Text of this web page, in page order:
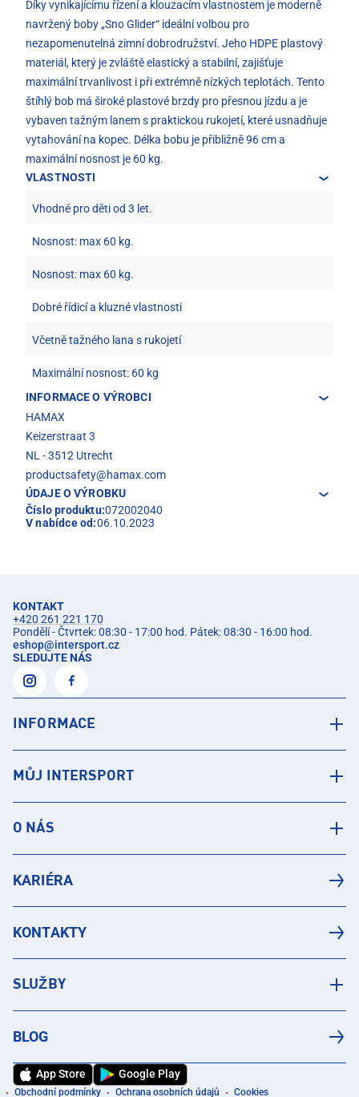
Díky vynikajícímu řízení a klouzacím vlastnostem je moderně
navržený boby „Sno Glider“ ideální volbou pro
nezapomenutelná zimní dobrodružství. Jeho HDPE plastový
materiál, který je zvláště elastický a stabilní, zajišťuje
maximální trvanlivost i při extrémně nízkých teplotách. Tento
štíhlý bob má široké plastové brzdy pro přesnou jízdu a je
vybaven tažným lanem s praktickou rukojetí, které usnadňuje
vytahování na kopec. Délka bobu je přibližně 96 cm a
maximální nosnost je 60 kg.
VLASTNOSTI
Vhodné pro děti od 3 let.
Nosnost: max 60 kg.
Nosnost: max 60 kg.
Dobré řídicí a kluzné vlastnosti
Včetně tažného lana s rukojetí
Maximální nosnost: 60 kg
INFORMACE O VÝROBCI
HAMAX
Keizerstraat 3
NL - 3512 Utrecht
productsafety@hamax.com
ÚDAJE O VÝROBKU
Číslo produktu:072002040
V nabídce od:06.10.2023
KONTAKT
+420 261 221 170
Pondělí - Čtvrtek: 08:30 - 17:00 hod. Pátek: 08:30 - 16:00 hod.
eshop@intersport.cz
SLEDUJTE NÁS
INFORMACE
MŮJ INTERSPORT
O NÁS
KARIÉRA
KONTAKTY
SLUŽBY
BLOG
App Store Google Play
Obchodní podmínky Ochrana osobních údajů Cookies